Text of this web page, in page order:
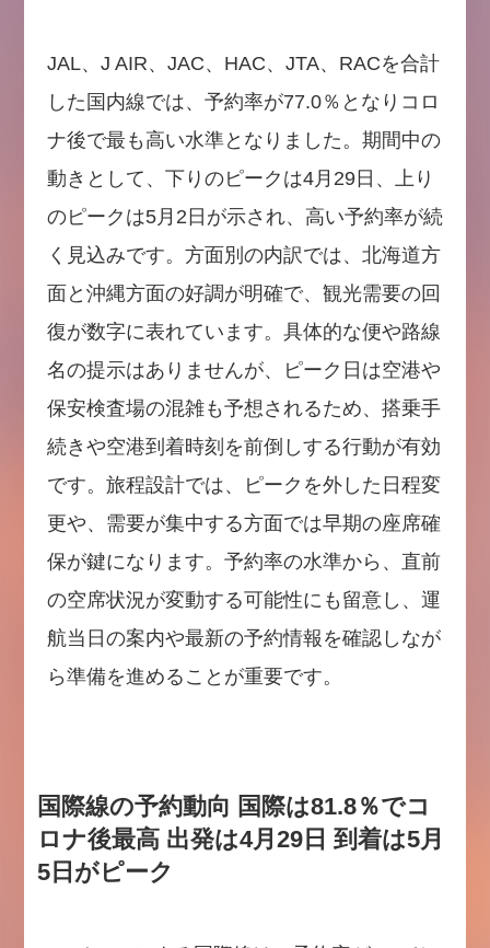
JAL、J AIR、JAC、HAC、JTA、RACを合計
した国内線では、予約率が77.0％となりコロ
ナ後で最も高い水準となりました。期間中の
動きとして、下りのピークは4月29日、上り
のピークは5月2日が示され、高い予約率が続
く見込みです。方面別の内訳では、北海道方
面と沖縄方面の好調が明確で、観光需要の回
復が数字に表れています。具体的な便や路線
名の提示はありませんが、ピーク日は空港や
保安検査場の混雑も予想されるため、搭乗手
続きや空港到着時刻を前倒しする行動が有効
です。旅程設計では、ピークを外した日程変
更や、需要が集中する方面では早期の座席確
保が鍵になります。予約率の水準から、直前
の空席状況が変動する可能性にも留意し、運
航当日の案内や最新の予約情報を確認しなが
ら準備を進めることが重要です。
国際線の予約動向 国際は81.8％でコ
ロナ後最高 出発は4月29日 到着は5月
5日がピーク